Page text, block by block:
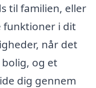
til familien, eller
funktioner i dit
når det
og et
dig gennem